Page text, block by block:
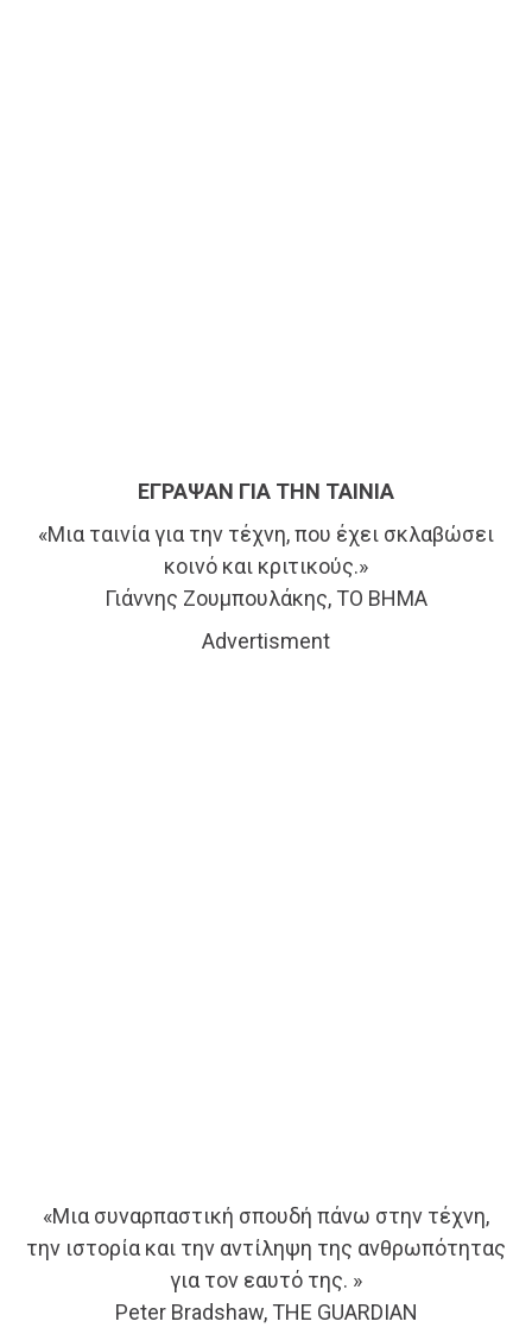
ΕΓΡΑΨΑΝ ΓΙΑ ΤΗΝ ΤΑΙΝΙΑ
«Μια ταινία για την τέχνη, που έχει σκλαβώσει
κοινό και κριτικούς.»
Γιάννης Ζουμπουλάκης, ΤΟ ΒΗΜΑ
Advertisment
«Μια συναρπαστική σπουδή πάνω στην τέχνη,
την ιστορία και την αντίληψη της ανθρωπότητας
για τον εαυτό της. »
Peter Bradshaw, ΤΗΕ GUARDIAN